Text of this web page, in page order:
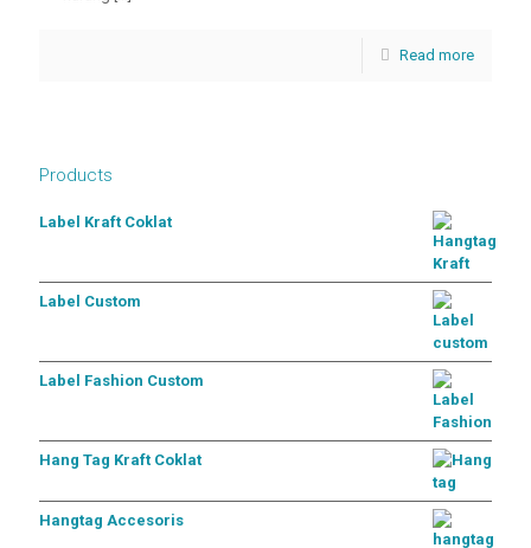
Read more
Products
Label Kraft Coklat
Label Custom
Label Fashion Custom
Hang Tag Kraft Coklat
Hangtag Accesoris